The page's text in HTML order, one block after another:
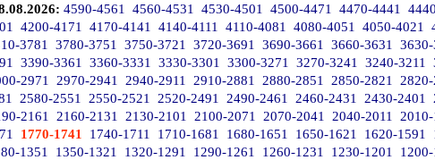
4590-4561 4560-4531 4530-4501 4500-4471 4470-4441
4200-4171 4170-4141 4140-4111 4110-4081 4080-4051 4050-4021
3781 3780-3751 3750-3721 3720-3691 3690-3661 3660-3631 3630-
3390-3361 3360-3331 3330-3301 3300-3271 3270-3241 3240-3211
2971 2970-2941 2940-2911 2910-2881 2880-2851 2850-2821 2820-
2580-2551 2550-2521 2520-2491 2490-2461 2460-2431 2430-2401
2161 2160-2131 2130-2101 2100-2071 2070-2041 2040-2011 2010-
1770-1741 1740-1711 1710-1681 1680-1651 1650-1621 1620-1591
1351 1350-1321 1320-1291 1290-1261 1260-1231 1230-1201 1200-